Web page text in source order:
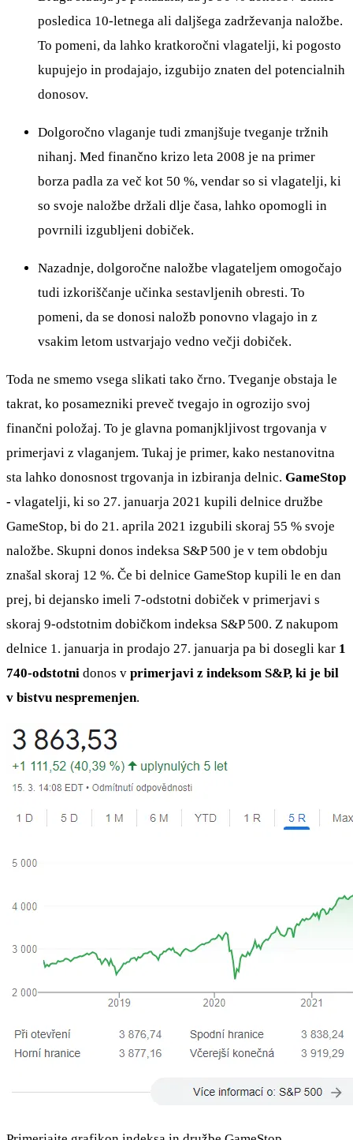
posledica 10-letnega ali daljšega zadrževanja naložbe.
To pomeni, da lahko kratkoročni vlagatelji, ki pogosto
kupujejo in prodajajo, izgubijo znaten del potencialnih
donosov.
Dolgoročno vlaganje tudi zmanjšuje tveganje tržnih
nihanj. Med finančno krizo leta 2008 je na primer
borza padla za več kot 50 %, vendar so si vlagatelji, ki
so svoje naložbe držali dlje časa, lahko opomogli in
povrnili izgubljeni dobiček.
Nazadnje, dolgoročne naložbe vlagateljem omogočajo
tudi izkoriščanje učinka sestavljenih obresti. To
pomeni, da se donosi naložb ponovno vlagajo in z
vsakim letom ustvarjajo vedno večji dobiček.
Toda ne smemo vsega slikati tako črno. Tveganje obstaja le
takrat, ko posamezniki preveč tvegajo in ogrozijo svoj
finančni položaj. To je glavna pomanjkljivost trgovanja v
primerjavi z vlaganjem. Tukaj je primer, kako nestanovitna
sta lahko donosnost trgovanja in izbiranja delnic. GameStop
- vlagatelji, ki so 27. januarja 2021 kupili delnice družbe
GameStop, bi do 21. aprila 2021 izgubili skoraj 55 % svoje
naložbe. Skupni donos indeksa S&P 500 je v tem obdobju
znašal skoraj 12 %. Če bi delnice GameStop kupili le en dan
prej, bi dejansko imeli 7-odstotni dobiček v primerjavi s
skoraj 9-odstotnim dobičkom indeksa S&P 500. Z nakupom
delnice 1. januarja in prodajo 27. januarja pa bi dosegli kar 1
740-odstotni donos v primerjavi z indeksom S&P, ki je bil
v bistvu nespremenjen.